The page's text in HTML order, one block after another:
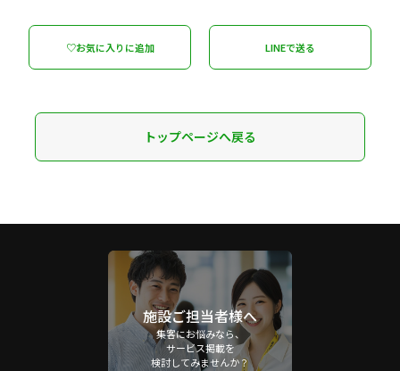
♡お気に入りに追加 LINEで送る
トップページへ戻る
施設ご担当者様へ
集客にお悩みなら、
サービス掲載を
検討してみませんか？